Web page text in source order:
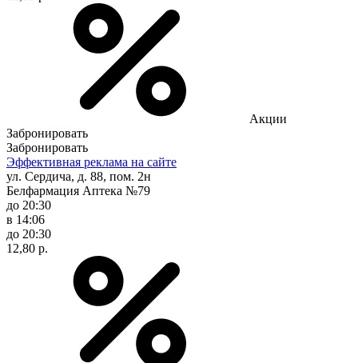
Акции
Забронировать
Забронировать
Эффективная реклама на сайте
ул. Сердича, д. 88, пом. 2н
Белфармация Аптека №79
до 20:30
в 14:06
до 20:30
12,80 р.